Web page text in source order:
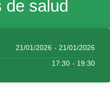
de salud
21/01/2026 - 21/01/2026
17:30 - 19:30